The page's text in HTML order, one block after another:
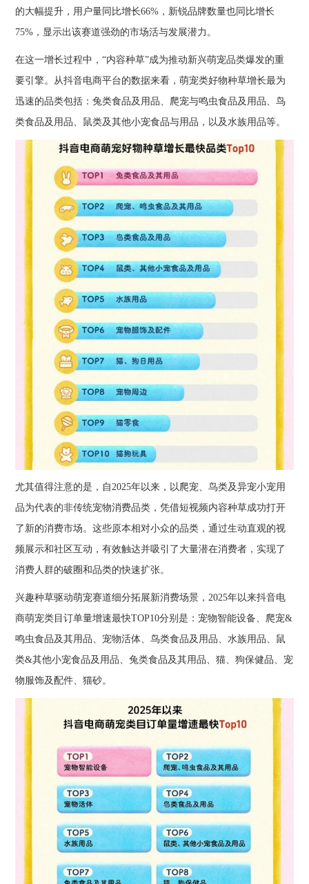
的大幅提升，用户量同比增长66%，新锐品牌数量也同比增长
75%，显示出该赛道强劲的市场活与发展潜力。
在这一增长过程中，“内容种草”成为推动新兴萌宠品类爆发的重
要引擎。从抖音电商平台的数据来看，萌宠类好物种草增长最为
迅速的品类包括：兔类食品及用品、爬宠与鸣虫食品及用品、鸟
类食品及用品、鼠类及其他小宠食品与用品，以及水族用品等。
尤其值得注意的是，自2025年以来，以爬宠、鸟类及异宠小宠用
品为代表的非传统宠物消费品类，凭借短视频内容种草成功打开
了新的消费市场。这些原本相对小众的品类，通过生动直观的视
频展示和社区互动，有效触达并吸引了大量潜在消费者，实现了
消费人群的破圈和品类的快速扩张。
兴趣种草驱动萌宠赛道细分拓展新消费场景，2025年以来抖音电
商萌宠类目订单量增速最快TOP10分别是：宠物智能设备、爬宠&
鸣虫食品及其用品、宠物活体、鸟类食品及用品、水族用品、鼠
类&其他小宠食品及用品、兔类食品及其用品、猫、狗保健品、宠
物服饰及配件、猫砂。